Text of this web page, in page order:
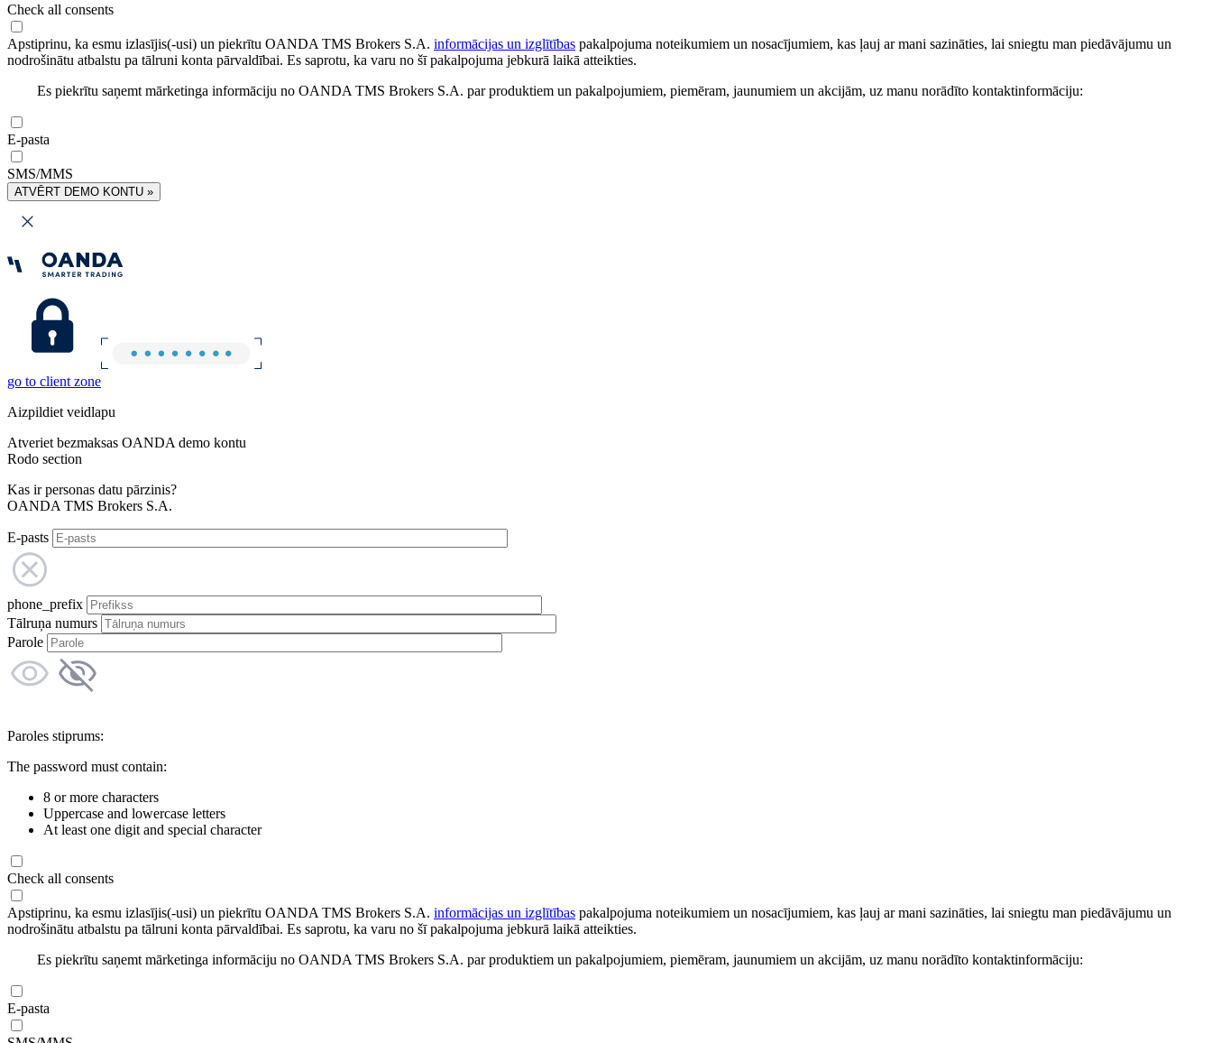
Check all consents
Apstiprinu, ka esmu izlasījis(-usi) un piekrītu OANDA TMS Brokers S.A. informācijas un izglītības pakalpojuma noteikumiem un nosacījumiem, kas ļauj ar mani sazināties, lai sniegtu man piedāvājumu un
nodrošinātu atbalstu pa tālruni konta pārvaldībai. Es saprotu, ka varu no šī pakalpojuma jebkurā laikā atteikties.
Es piekrītu saņemt mārketinga informāciju no OANDA TMS Brokers S.A. par produktiem un pakalpojumiem, piemēram, jaunumiem un akcijām, uz manu norādīto kontaktinformāciju:
E-pasta
SMS/MMS
ATVĒRT DEMO KONTU »
go to client zone
Aizpildiet veidlapu
Atveriet bezmaksas OANDA demo kontu
Rodo section
Kas ir personas datu pārzinis?
OANDA TMS Brokers S.A.
E-pasts
phone_prefix
Tālruņa numurs
Parole
Paroles stiprums:
The password must contain:
8 or more characters
Uppercase and lowercase letters
At least one digit and special character
Check all consents
Apstiprinu, ka esmu izlasījis(-usi) un piekrītu OANDA TMS Brokers S.A. informācijas un izglītības pakalpojuma noteikumiem un nosacījumiem, kas ļauj ar mani sazināties, lai sniegtu man piedāvājumu un
nodrošinātu atbalstu pa tālruni konta pārvaldībai. Es saprotu, ka varu no šī pakalpojuma jebkurā laikā atteikties.
Es piekrītu saņemt mārketinga informāciju no OANDA TMS Brokers S.A. par produktiem un pakalpojumiem, piemēram, jaunumiem un akcijām, uz manu norādīto kontaktinformāciju:
E-pasta